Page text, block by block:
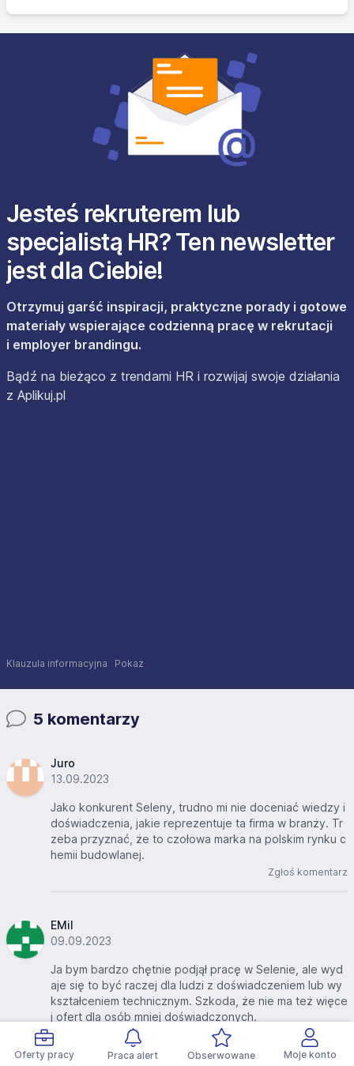
Oferty pracy Praca alert Obserwowane Moje konto
Jesteś rekruterem lub
specjalistą HR? Ten newsletter
jest dla Ciebie!
Otrzymuj garść inspiracji, praktyczne porady i gotowe
materiały wspierające codzienną pracę w rekrutacji
i employer brandingu.
Bądź na bieżąco z trendami HR i rozwijaj swoje działania
z Aplikuj.pl
Klauzula informacyjna Pokaż
5 komentarzy
Juro
13.09.2023
Jako konkurent Seleny, trudno mi nie doceniać wiedzy i
doświadczenia, jakie reprezentuje ta firma w branży. Tr
zeba przyznać, że to czołowa marka na polskim rynku c
hemii budowlanej.
Zgłoś komentarz
EMil
09.09.2023
Ja bym bardzo chętnie podjął pracę w Selenie, ale wyd
aje się to być raczej dla ludzi z doświadczeniem lub wy
kształceniem technicznym. Szkoda, że nie ma też więce
j ofert dla osób mniej doświadczonych.
Zgłoś komentarz